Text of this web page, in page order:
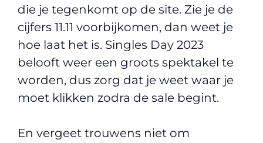
die je tegenkomt op de site. Zie je de
cijfers 11.11 voorbijkomen, dan weet je
hoe laat het is. Singles Day 2023
belooft weer een groots spektakel te
worden, dus zorg dat je weet waar je
moet klikken zodra de sale begint.
En vergeet trouwens niet om